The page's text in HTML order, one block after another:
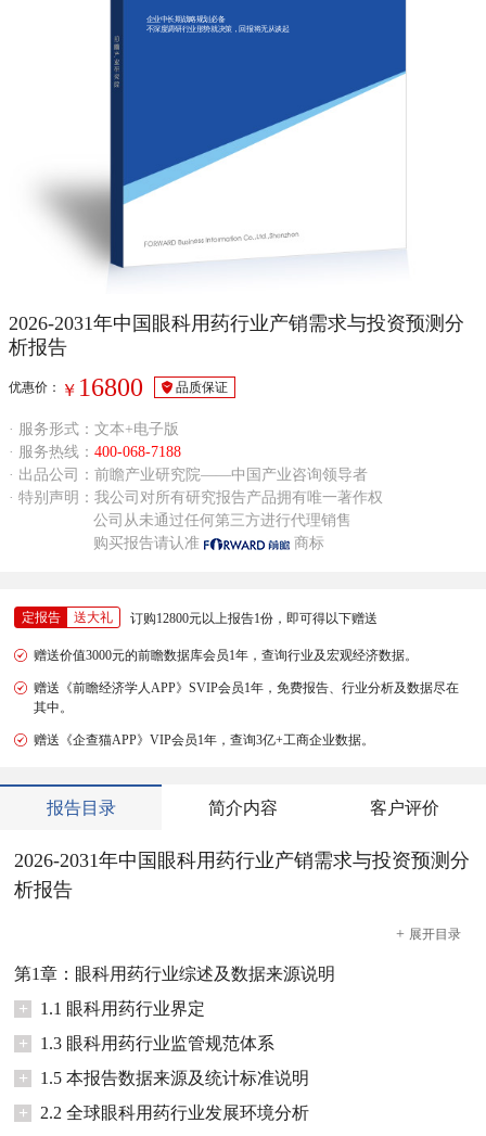
企业中长期战略规划必备
不深度调研行业形势就决策，回报将无从谈起
2026-2031年中国眼科用药行业产销需求与投资预测分
析报告
优惠价： ￥ 16800 品质保证
· 服务形式：文本+电子版
· 服务热线： 400-068-7188
· 出品公司：前瞻产业研究院——中国产业咨询领导者
· 特别声明：我公司对所有研究报告产品拥有唯一著作权
公司从未通过任何第三方进行代理销售
购买报告请认准
商标
定报告 送大礼 订购12800元以上报告1份，即可得以下赠送
赠送价值3000元的前瞻数据库会员1年，查询行业及宏观经济数据。
赠送《前瞻经济学人APP》SVIP会员1年，免费报告、行业分析及数据尽在
其中。
赠送《企查猫APP》VIP会员1年，查询3亿+工商企业数据。
报告目录 简介内容 客户评价
2026-2031年中国眼科用药行业产销需求与投资预测分
析报告
+ 展开目录
第1章：眼科用药行业综述及数据来源说明
+
1.1 眼科用药行业界定
+
1.3 眼科用药行业监管规范体系
+
1.5 本报告数据来源及统计标准说明
+
2.2 全球眼科用药行业发展环境分析